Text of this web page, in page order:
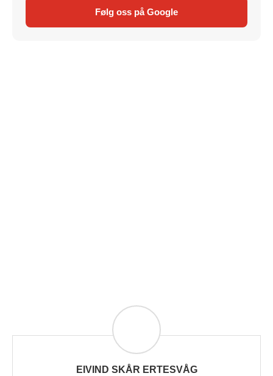
Følg oss på Google
EIVIND SKÅR ERTESVÅG